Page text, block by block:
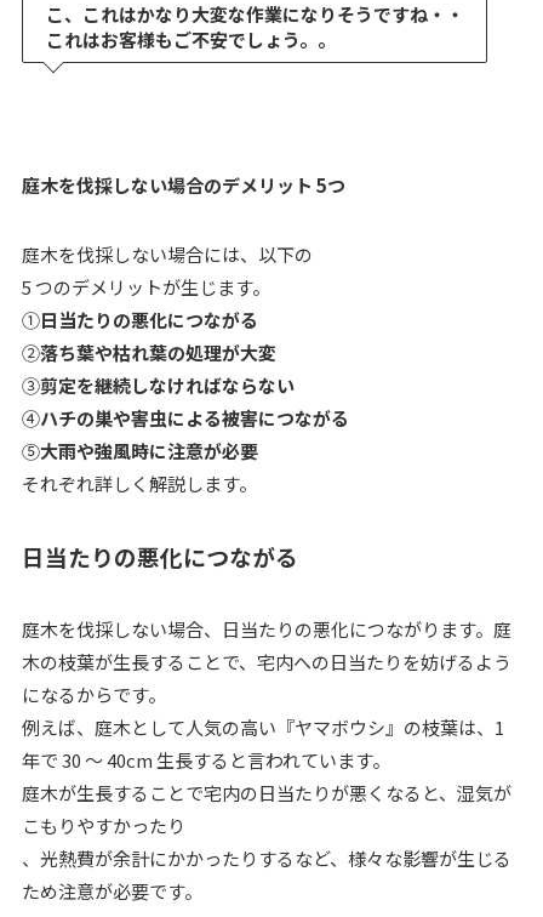
こ、これはかなり大変な作業になりそうですね・・
これはお客様もご不安でしょう。。
庭木を伐採しない場合のデメリット 5つ
庭木を伐採しない場合には、以下の
5 つのデメリットが生じます。
①日当たりの悪化につながる
②落ち葉や枯れ葉の処理が大変
③剪定を継続しなければならない
④ハチの巣や害虫による被害につながる
⑤大雨や強風時に注意が必要
それぞれ詳しく解説します。
日当たりの悪化につながる
庭木を伐採しない場合、日当たりの悪化につながります。庭
木の枝葉が生長することで、宅内への日当たりを妨げるよう
になるからです。
例えば、庭木として人気の高い『ヤマボウシ』の枝葉は、1
年で 30 〜 40cm 生長すると言われています。
庭木が生長することで宅内の日当たりが悪くなると、湿気が
こもりやすかったり
、光熱費が余計にかかったりするなど、様々な影響が生じる
ため注意が必要です。